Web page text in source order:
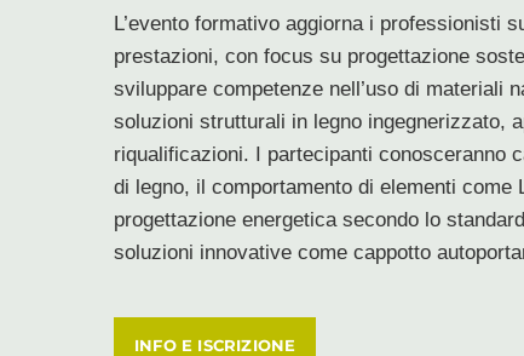
L’evento formativo aggiorna i professionisti
prestazioni, con focus su progettazione
sviluppare competenze nell’uso di materiali
soluzioni strutturali in legno ingegnerizzato,
riqualificazioni. I partecipanti conosceranno
di legno, il comportamento di elementi come
progettazione energetica secondo lo
soluzioni innovative come cappotto
INFO E ISCRIZIONE